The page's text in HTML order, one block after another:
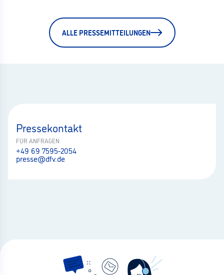
ALLE PRESSEMITTEILUNGEN
Pressekontakt
FÜR ANFRAGEN
+49 69 7595-2054
presse@dfv.de